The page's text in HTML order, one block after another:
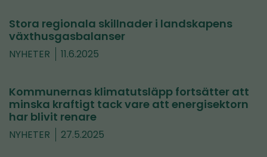
Stora regionala skillnader i landskapens
växthusgasbalanser
NYHETER 11.6.2025
Kommunernas klimatutsläpp fortsätter att
minska kraftigt tack vare att energisektorn
har blivit renare
NYHETER 27.5.2025